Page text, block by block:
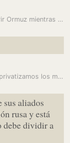
Irán enfría el pacto con Trump para reabrir Ormuz mientras acuerda con…
Empezando con Ormuz, ¿estatizamos o privatizamos los mares?
aliados
rusa y está
debe dividir a